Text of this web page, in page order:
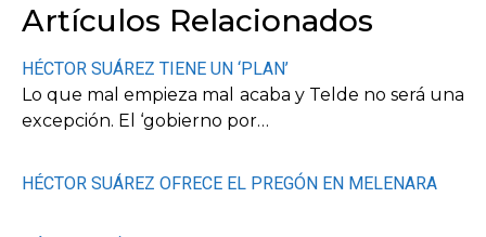
Artículos Relacionados
HÉCTOR SUÁREZ TIENE UN ‘PLAN’
Lo que mal empieza mal acaba y Telde no será una
excepción. El ‘gobierno por…
HÉCTOR SUÁREZ OFRECE EL PREGÓN EN MELENARA